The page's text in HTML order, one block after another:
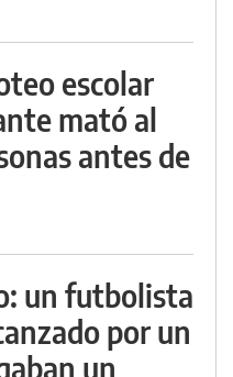
escolar
mató al
antes de
un futbolista
por un
un